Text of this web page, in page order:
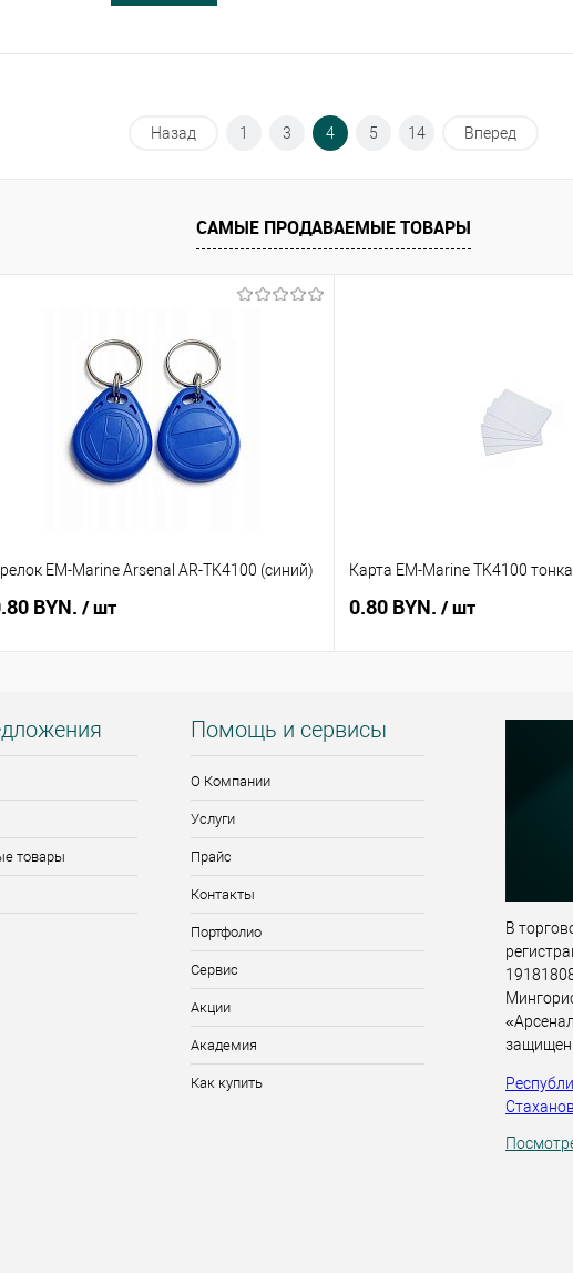
Назад 1 3 4 5 14 Вперед
САМЫЕ ПРОДАВАЕМЫЕ ТОВАРЫ
EM-Marine Arsenal AR-TK4100 (синий)
BYN. / шт
Карта EM-Marine TK4100
0.80 BYN. / шт
товары
Помощь и сервисы
О Компании
Услуги
Прайс
Контакты
Портфолио
Сервис
Акции
Академия
Как купить
В